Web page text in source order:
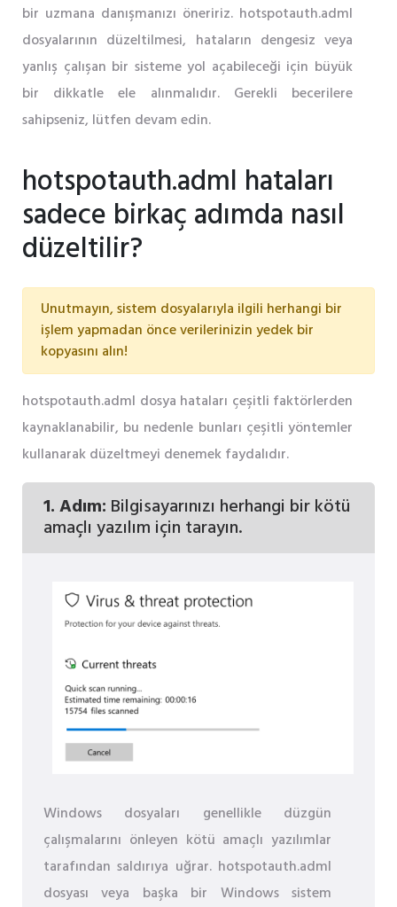
bir uzmana danışmanızı öneririz. hotspotauth.adml
dosyalarının düzeltilmesi, hataların dengesiz veya
yanlış çalışan bir sisteme yol açabileceği için büyük
bir dikkatle ele alınmalıdır. Gerekli becerilere
sahipseniz, lütfen devam edin.
hotspotauth.adml hataları
sadece birkaç adımda nasıl
düzeltilir?
Unutmayın, sistem dosyalarıyla ilgili herhangi bir
işlem yapmadan önce verilerinizin yedek bir
kopyasını alın!
hotspotauth.adml dosya hataları çeşitli faktörlerden
kaynaklanabilir, bu nedenle bunları çeşitli yöntemler
kullanarak düzeltmeyi denemek faydalıdır.
1. Adım: Bilgisayarınızı herhangi bir kötü
amaçlı yazılım için tarayın.
Windows dosyaları genellikle düzgün
çalışmalarını önleyen kötü amaçlı yazılımlar
tarafından saldırıya uğrar. hotspotauth.adml
dosyası veya başka bir Windows sistem